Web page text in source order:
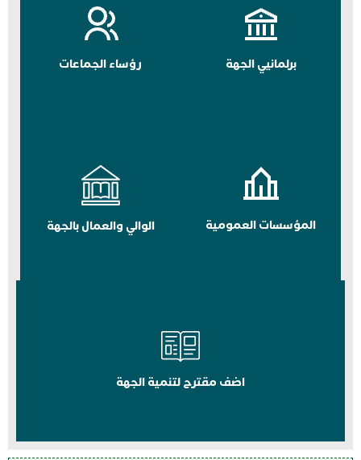
برلمانيي الجهة رؤساء الجماعات
المؤسسات العمومية الوالي والعمال بالجهة
اضف مقترح لتنمية الجهة